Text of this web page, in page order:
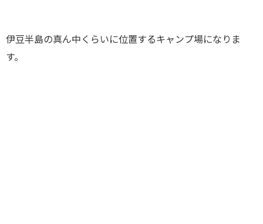
伊豆半島の真ん中くらいに位置するキャンプ場になりま
す。